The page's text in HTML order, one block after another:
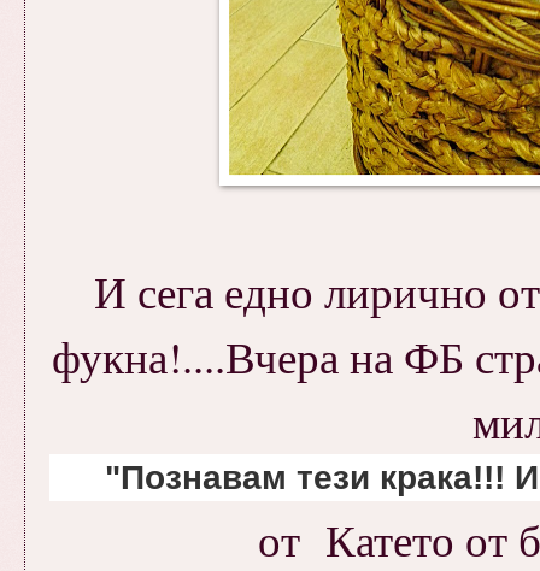
И сега едно лирично
фукна!....Вчера на ФБ
"Познавам тези крака!!!
от Катето от